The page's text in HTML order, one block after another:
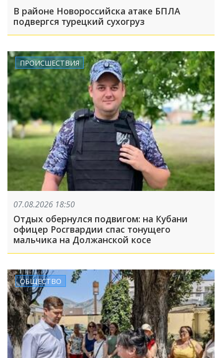
В районе Новороссийска атаке БПЛА
подвергся турецкий сухогруз
ПРОИСШЕСТВИЯ
07.08.2026 18:50
Отдых обернулся подвигом: на Кубани
офицер Росгвардии спас тонущего
мальчика на Должанской косе
ОБЩЕСТВО